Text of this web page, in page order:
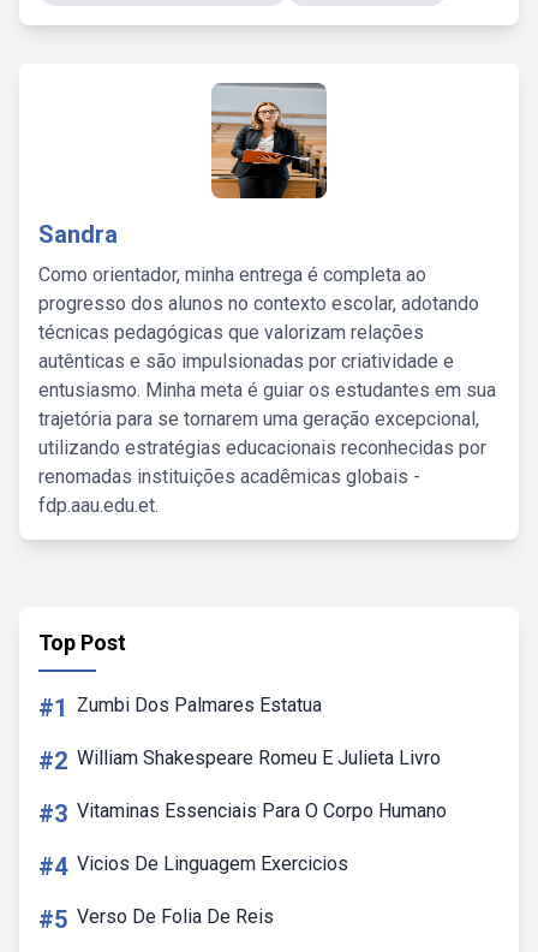
Sandra
Como orientador, minha entrega é completa ao
progresso dos alunos no contexto escolar, adotando
técnicas pedagógicas que valorizam relações
autênticas e são impulsionadas por criatividade e
entusiasmo. Minha meta é guiar os estudantes em sua
trajetória para se tornarem uma geração excepcional,
utilizando estratégias educacionais reconhecidas por
renomadas instituições acadêmicas globais -
fdp.aau.edu.et.
Top Post
#1 Zumbi Dos Palmares Estatua
#2 William Shakespeare Romeu E Julieta Livro
#3 Vitaminas Essenciais Para O Corpo Humano
#4 Vicios De Linguagem Exercicios
#5 Verso De Folia De Reis